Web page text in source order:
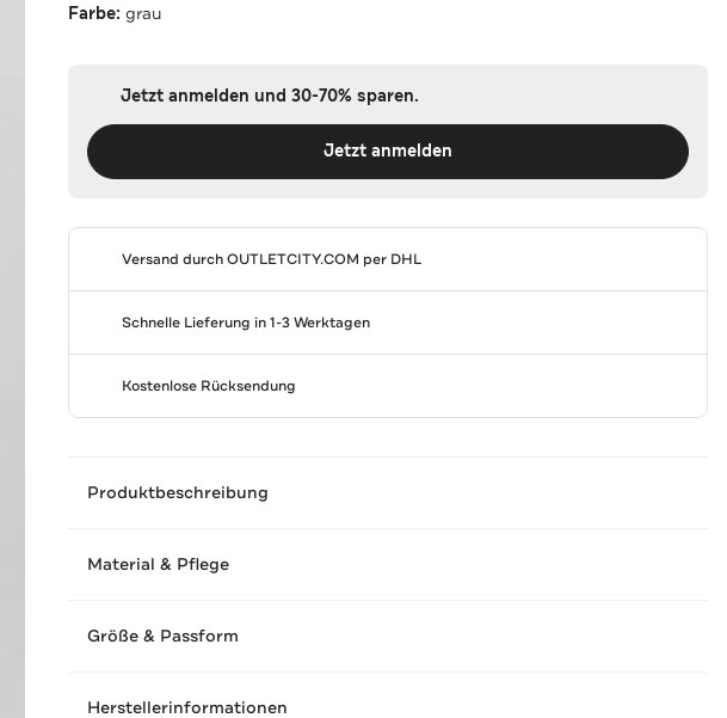
Farbe:grau
Jetzt anmelden und 30-70% sparen.
Jetzt anmelden
Versand durchOUTLETCITY.COM per DHL
Schnelle Lieferung in 1-3 Werktagen
Kostenlose Rücksendung
Produktbeschreibung
Material & Pflege
Größe & Passform
Herstellerinformationen